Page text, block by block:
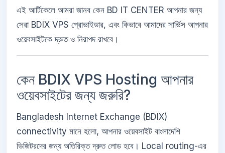
এই আর্টিকেলে আমরা জানব কেন BD IT CENTER আপনার জন্য
সেরা BDIX VPS প্রোভাইডার, এবং কিভাবে আমাদের সার্ভিস আপনার
ওয়েবসাইটকে দ্রুত ও নিরাপদ রাখবে।
কেন BDIX VPS Hosting আপনার
ওয়েবসাইটের জন্য জরুরি?
Bangladesh Internet Exchange (BDIX)
connectivity মানে হলো, আপনার ওয়েবসাইট বাংলাদেশি
ভিজিটরদের জন্য অতিরিক্ত দ্রুত লোড হবে। Local routing-এর